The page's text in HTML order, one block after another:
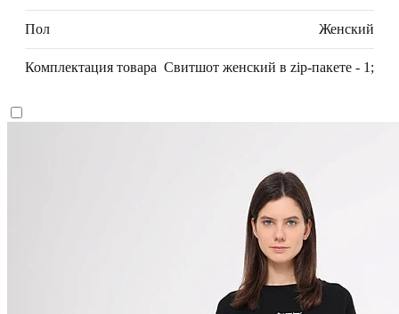
Пол Женский
Комплектация товара Свитшот женский в zip-пакете - 1;